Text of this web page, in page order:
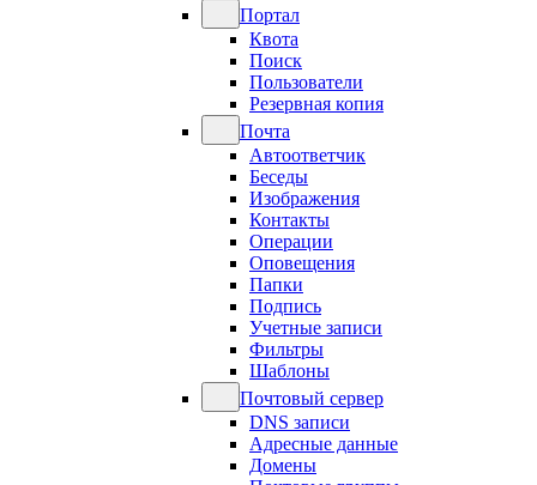
Портал
Квота
Поиск
Пользователи
Резервная копия
Почта
Автоответчик
Беседы
Изображения
Контакты
Операции
Оповещения
Папки
Подпись
Учетные записи
Фильтры
Шаблоны
Почтовый сервер
DNS записи
Адресные данные
Домены